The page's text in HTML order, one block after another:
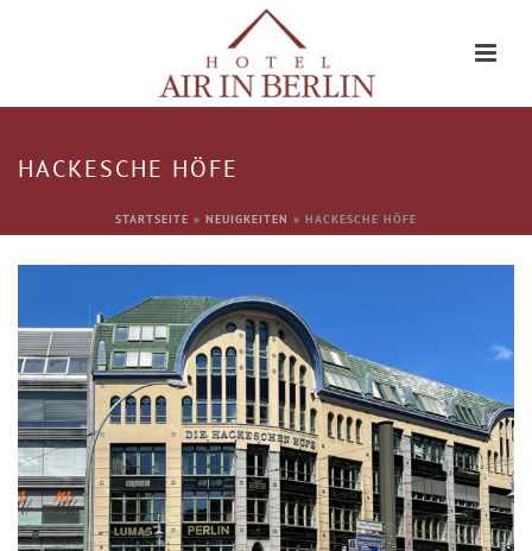
HACKESCHE HÖFE
STARTSEITE » NEUIGKEITEN » HACKESCHE HÖFE